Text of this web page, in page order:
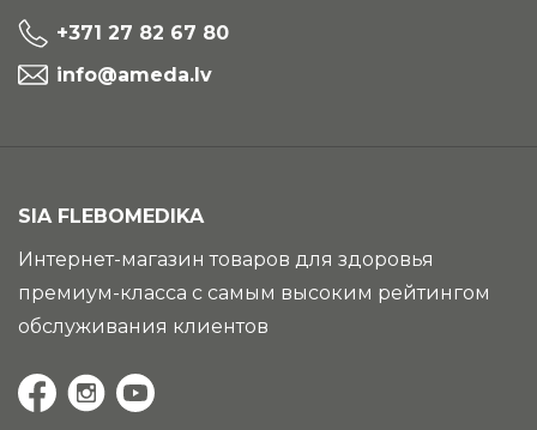
+371 27 82 67 80
info@ameda.lv
SIA FLEBOMEDIKA
Интернет-магазин товаров для здоровья
премиум-класса с самым высоким рейтингом
обслуживания клиентов